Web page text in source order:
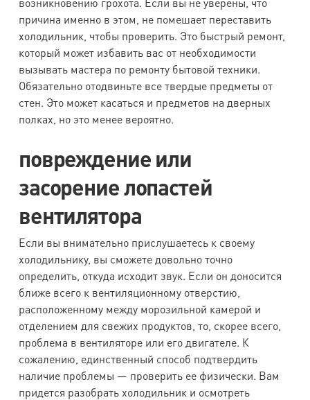
причина именно в этом, не помешает переставить
холодильник, чтобы проверить. Это быстрый ремонт,
который может избавить вас от необходимости
вызывать мастера по ремонту бытовой техники.
Обязательно отодвиньте все твердые предметы от
стен. Это может касаться и предметов на дверных
полках, но это менее вероятно.
повреждение или
засорение лопастей
вентилятора
Если вы внимательно прислушаетесь к своему
холодильнику, вы сможете довольно точно
определить, откуда исходит звук. Если он доносится
ближе всего к вентиляционному отверстию,
расположенному между морозильной камерой и
отделением для свежих продуктов, то, скорее всего,
проблема в вентиляторе или его двигателе. К
сожалению, единственный способ подтвердить
наличие проблемы — проверить ее физически. Вам
придется разобрать холодильник и осмотреть